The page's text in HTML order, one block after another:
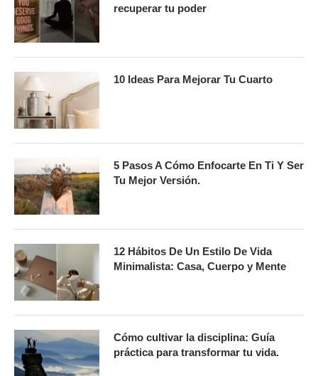
recuperar tu poder
10 Ideas Para Mejorar Tu Cuarto
5 Pasos A Cómo Enfocarte En Ti Y Ser
Tu Mejor Versión.
12 Hábitos De Un Estilo De Vida
Minimalista: Casa, Cuerpo y Mente
Cómo cultivar la disciplina: Guía
práctica para transformar tu vida.